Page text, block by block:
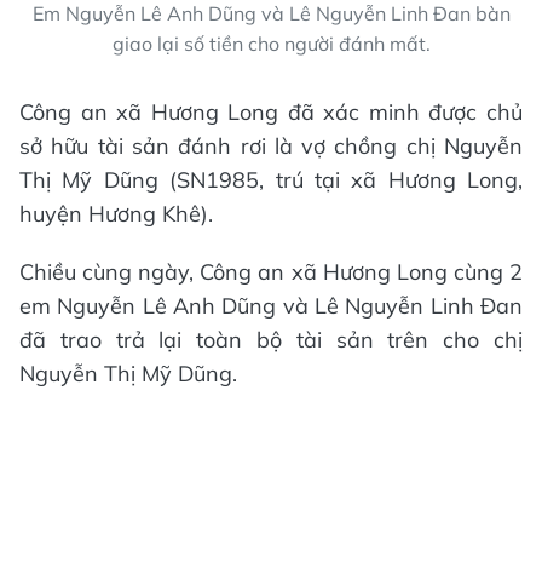
Em Nguyễn Lê Anh Dũng và Lê Nguyễn Linh Đan bàn
giao lại số tiền cho người đánh mất.
Công an xã Hương Long đã xác minh được chủ
sở hữu tài sản đánh rơi là vợ chồng chị Nguyễn
Thị Mỹ Dũng (SN1985, trú tại xã Hương Long,
huyện Hương Khê).
Chiều cùng ngày, Công an xã Hương Long cùng 2
em Nguyễn Lê Anh Dũng và Lê Nguyễn Linh Đan
đã trao trả lại toàn bộ tài sản trên cho chị
Nguyễn Thị Mỹ Dũng.